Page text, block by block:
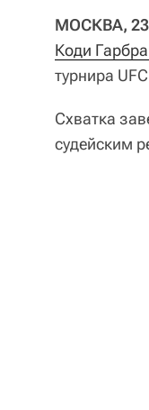
МОСКВА,
Коди
турнира
Схватка
судейским